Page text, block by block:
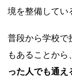
境を整備してい
普段から学校で
もあることか
った人でも通